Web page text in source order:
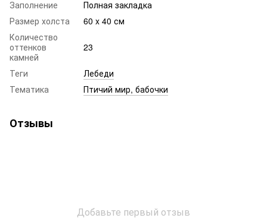
Заполнение
Полная закладка
Размер холста
60 x 40 см
Количество
оттенков
камней
23
Теги
Лебеди
Тематика
Птичий мир, бабочки
Отзывы
Добавьте первый отзыв